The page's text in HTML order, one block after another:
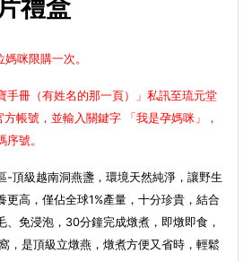
禮盒
咪限購一次。
手冊（有姓名的那一頁）」私訊至琉元堂
帳號，並輸入關鍵字 「我是孕媽咪」，
號。
-頂級越南洞燕盞，環境天然純淨，讓野生
更高，僅佔全球1%產量，十分珍貴，結合
、免浸泡，30分鐘完成燉煮，即燉即食，
，是頂級立燉燕，燉煮方便又省時，輕鬆